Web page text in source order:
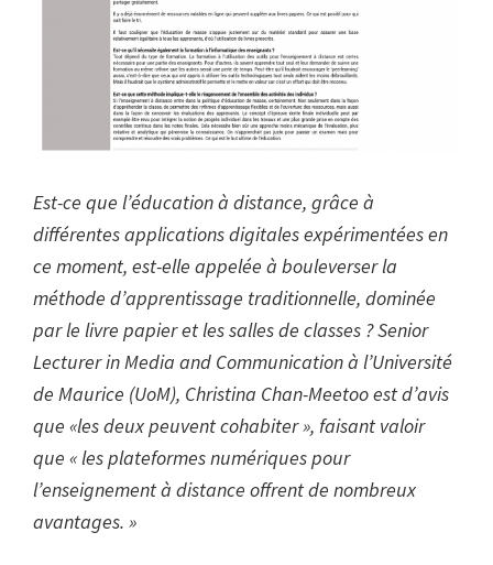
Est-ce que l’éducation à distance, grâce à
différentes applications digitales expérimentées en
ce moment, est-elle appelée à bouleverser la
méthode d’apprentissage traditionnelle, dominée
par le livre papier et les salles de classes ? Senior
Lecturer in Media and Communication à l’Université
de Maurice (UoM), Christina Chan-Meetoo est d’avis
que «les deux peuvent cohabiter », faisant valoir
que « les plateformes numériques pour
l’enseignement à distance offrent de nombreux
avantages. »